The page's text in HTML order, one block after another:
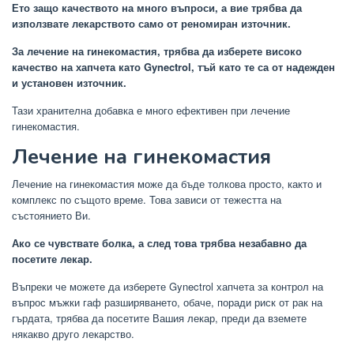
Ето защо качеството на много въпроси, а вие трябва да
използвате лекарството само от реномиран източник.
За лечение на гинекомастия, трябва да изберете високо
качество на хапчета като Gynectrol, тъй като те са от надежден
и установен източник.
Тази хранителна добавка е много ефективен при лечение
гинекомастия.
Лечение на гинекомастия
Лечение на гинекомастия може да бъде толкова просто, както и
комплекс по същото време. Това зависи от тежестта на
състоянието Ви.
Ако се чувствате болка, а след това трябва незабавно да
посетите лекар.
Въпреки че можете да изберете Gynectrol хапчета за контрол на
въпрос мъжки гаф разширяването, обаче, поради риск от рак на
гърдата, трябва да посетите Вашия лекар, преди да вземете
някакво друго лекарство.